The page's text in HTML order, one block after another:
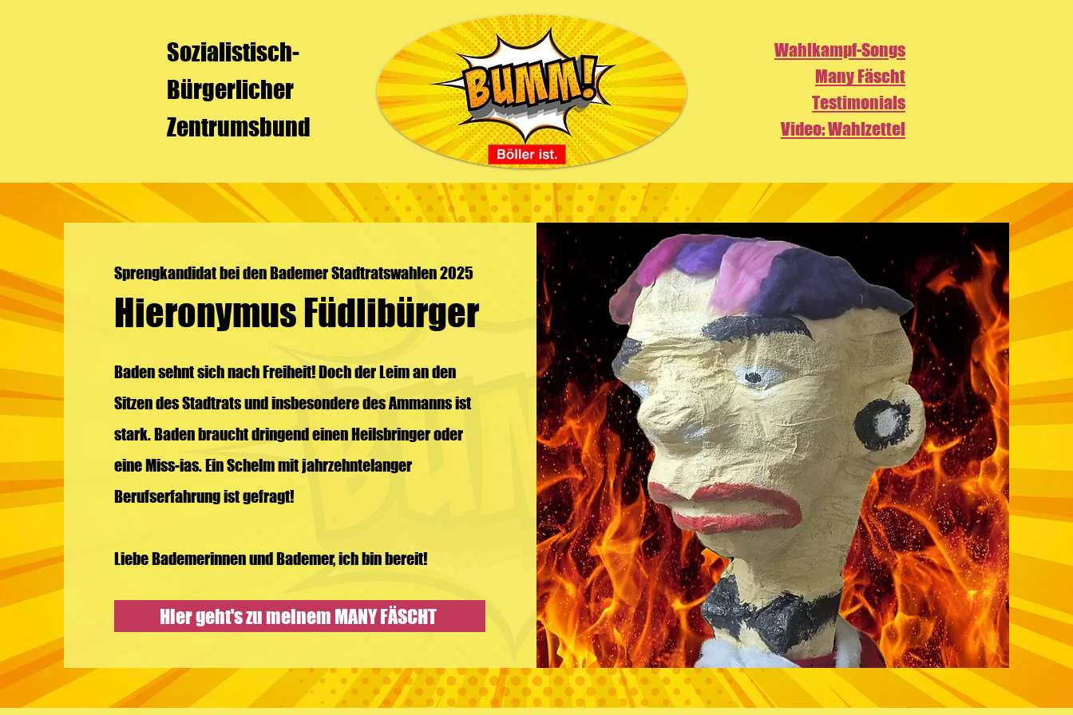
Sozialistisch-
Bürgerlicher
Zentrumsbund
Wahlkampf-Songs
Many Fäscht
Testimonials
Video: Wahlzettel
Sprengkandidat bei den Bademer Stadtratswahlen 2025
Hieronymus Füdlibürger
Baden sehnt sich nach Freiheit! Doch der Leim an den
Sitzen des Stadtrats und insbesondere des Ammanns ist
stark. Baden braucht dringend einen Heilsbringer oder
eine Miss-ias. Ein Schelm mit jahrzehntelanger
Berufserfahrung ist gefragt!
Liebe Bademerinnen und Bademer, ich bin bereit!
Hier geht's zu meinem MANY FÄSCHT